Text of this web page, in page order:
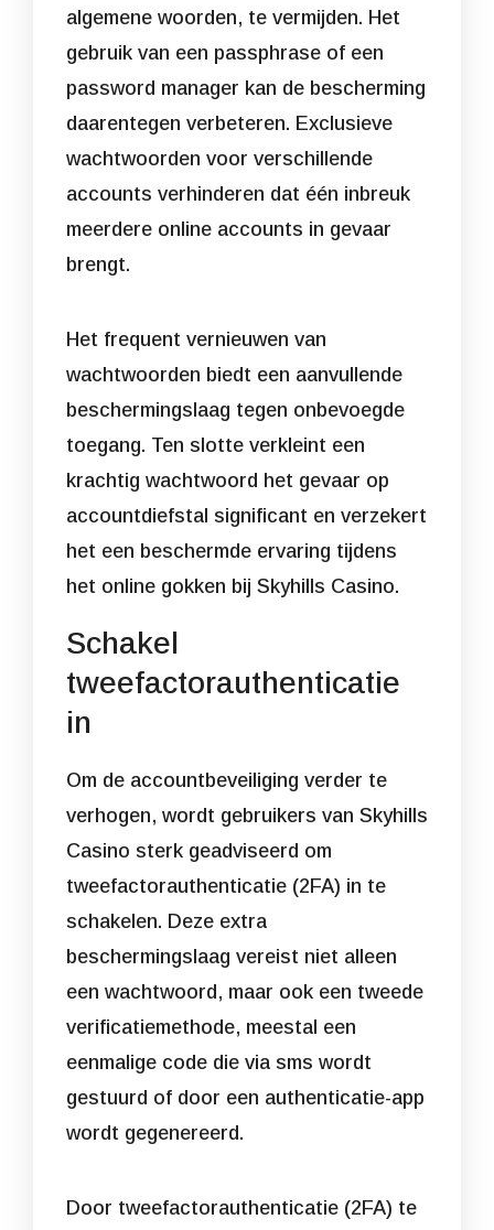
algemene woorden, te vermijden. Het
gebruik van een passphrase of een
password manager kan de bescherming
daarentegen verbeteren. Exclusieve
wachtwoorden voor verschillende
accounts verhinderen dat één inbreuk
meerdere online accounts in gevaar
brengt.
Het frequent vernieuwen van
wachtwoorden biedt een aanvullende
beschermingslaag tegen onbevoegde
toegang. Ten slotte verkleint een
krachtig wachtwoord het gevaar op
accountdiefstal significant en verzekert
het een beschermde ervaring tijdens
het online gokken bij Skyhills Casino.
Schakel
tweefactorauthenticatie
in
Om de accountbeveiliging verder te
verhogen, wordt gebruikers van Skyhills
Casino sterk geadviseerd om
tweefactorauthenticatie (2FA) in te
schakelen. Deze extra
beschermingslaag vereist niet alleen
een wachtwoord, maar ook een tweede
verificatiemethode, meestal een
eenmalige code die via sms wordt
gestuurd of door een authenticatie-app
wordt gegenereerd.
Door tweefactorauthenticatie (2FA) te